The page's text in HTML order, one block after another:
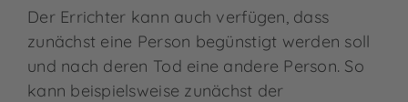
Der Errichter kann auch verfügen, dass
zunächst eine Person begünstigt werden soll
und nach deren Tod eine andere Person. So
kann beispielsweise zunächst der